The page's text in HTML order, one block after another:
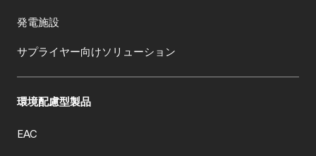
発電施設
サプライヤー向けソリューション
環境配慮型製品
EAC